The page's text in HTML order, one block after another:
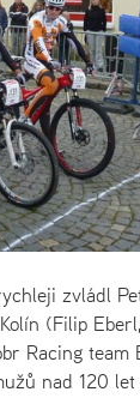
zvládl
(Filip
Racing
nad 120